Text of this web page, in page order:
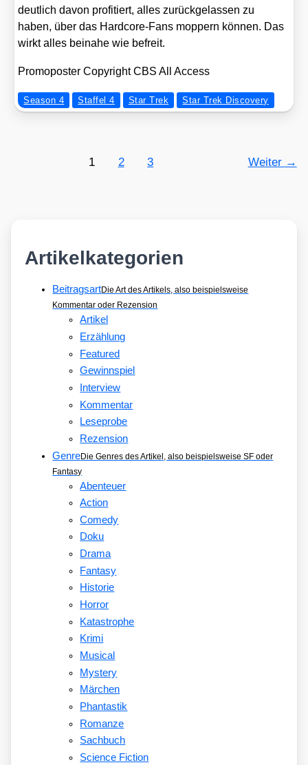
deut­lich davon pro­fi­tiert, alles zurück­ge­las­sen zu
haben, über das Hard­core-Fans mop­pern kön­nen. Das
wirkt alles bei­na­he wie befreit.
Pro­mo­pos­ter Copy­right CBS All Access
Season 4 Staffel 4 Star Trek Star Trek Discovery
1 2 3 Weiter →
Artikelkategorien
BeitragsartDie Art des Artikels, also beispielsweise
Kommentar oder Rezension
Artikel
Erzählung
Featured
Gewinnspiel
Interview
Kommentar
Leseprobe
Rezension
GenreDie Genres des Artikel, also beispielsweise SF oder
Fantasy
Abenteuer
Action
Comedy
Doku
Drama
Fantasy
Historie
Horror
Katastrophe
Krimi
Musical
Mystery
Märchen
Phantastik
Romanze
Sachbuch
Science Fiction